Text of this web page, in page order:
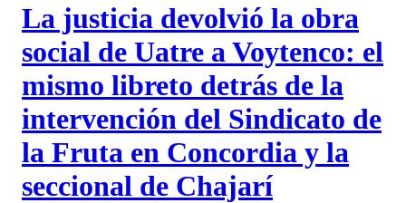
La justicia devolvió la obra
social de Uatre a Voytenco: el
mismo libreto detrás de la
intervención del Sindicato de
la Fruta en Concordia y la
seccional de Chajarí